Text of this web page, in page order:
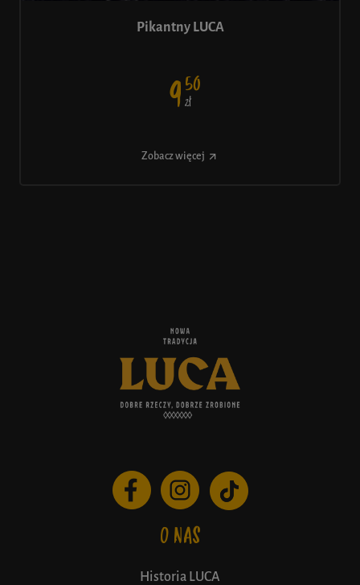
Pikantny LUCA
950
Zł
Zobacz więcej
O NAS
Historia LUCA